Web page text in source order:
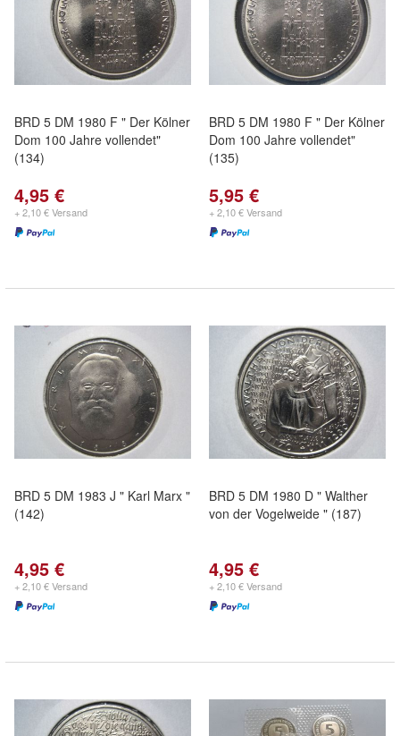
BRD 5 DM 1980 F " Der Kölner
Dom 100 Jahre vollendet"
(134)
4,95 €
+ 2,10 € Versand
BRD 5 DM 1980 F " Der Kölner
Dom 100 Jahre vollendet"
(135)
5,95 €
+ 2,10 € Versand
BRD 5 DM 1983 J " Karl Marx "
(142)
4,95 €
+ 2,10 € Versand
BRD 5 DM 1980 D " Walther
von der Vogelweide " (187)
4,95 €
+ 2,10 € Versand